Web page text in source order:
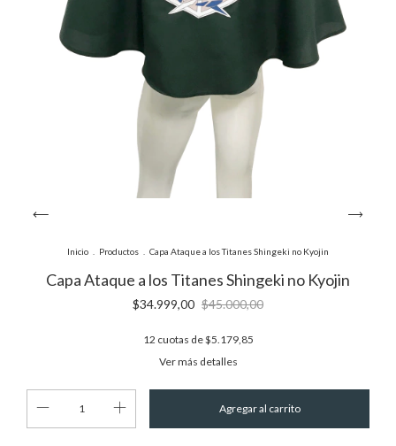
Inicio Productos Capa Ataque a los Titanes Shingeki no Kyojin
Capa Ataque a los Titanes Shingeki no Kyojin
$34.999,00 $45.000,00
12 cuotas de$5.179,85
Ver más detalles